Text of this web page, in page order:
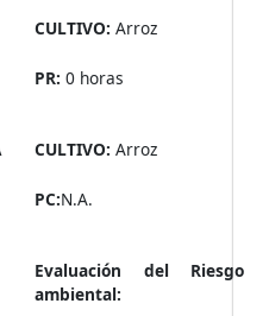
CULTIVO: Arroz
PR: 0 horas
CULTIVO: Arroz
PC:N.A.
Evaluación del Riesgo
ambiental: